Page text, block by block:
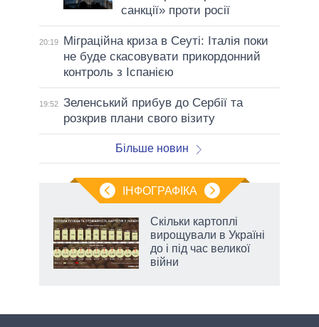
санкції» проти росії
20:19
Міграційна криза в Сеуті: Італія поки
не буде скасовувати прикордонний
контроль з Іспанією
19:52 Зеленський прибув до Сербії та
розкрив плани свого візиту
Більше новин
ІНФОГРАФІКА
Скільки картоплі
вирощували в Україні
до і під час великої
війни